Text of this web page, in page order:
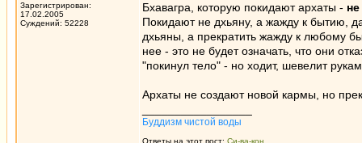
Зарегистрирован:
17.02.2005
Суждений: 52228
Бхавагра, которую покидают архаты - не
Покидают не дхьяну, а жажду к бытию,
дхьяны, а прекратить жажду к любому
нее - это не будет означать, что они
"покинул тело" - но ходит, шевелит
Архаты не создают новой кармы, но
Буддизм чистой воды
Ответы на этот пост: Си-ва-кон